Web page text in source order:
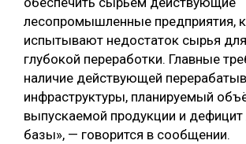
МЕБЕЛЬНОЕ ПРОИЗВОДСТВО
лесопромышленные предприятия,
испытывают недостаток сырья
глубокой переработки. Главные
наличие действующей
инфраструктуры, планируемый
выпускаемой продукции и
базы», — говорится в сообщении.